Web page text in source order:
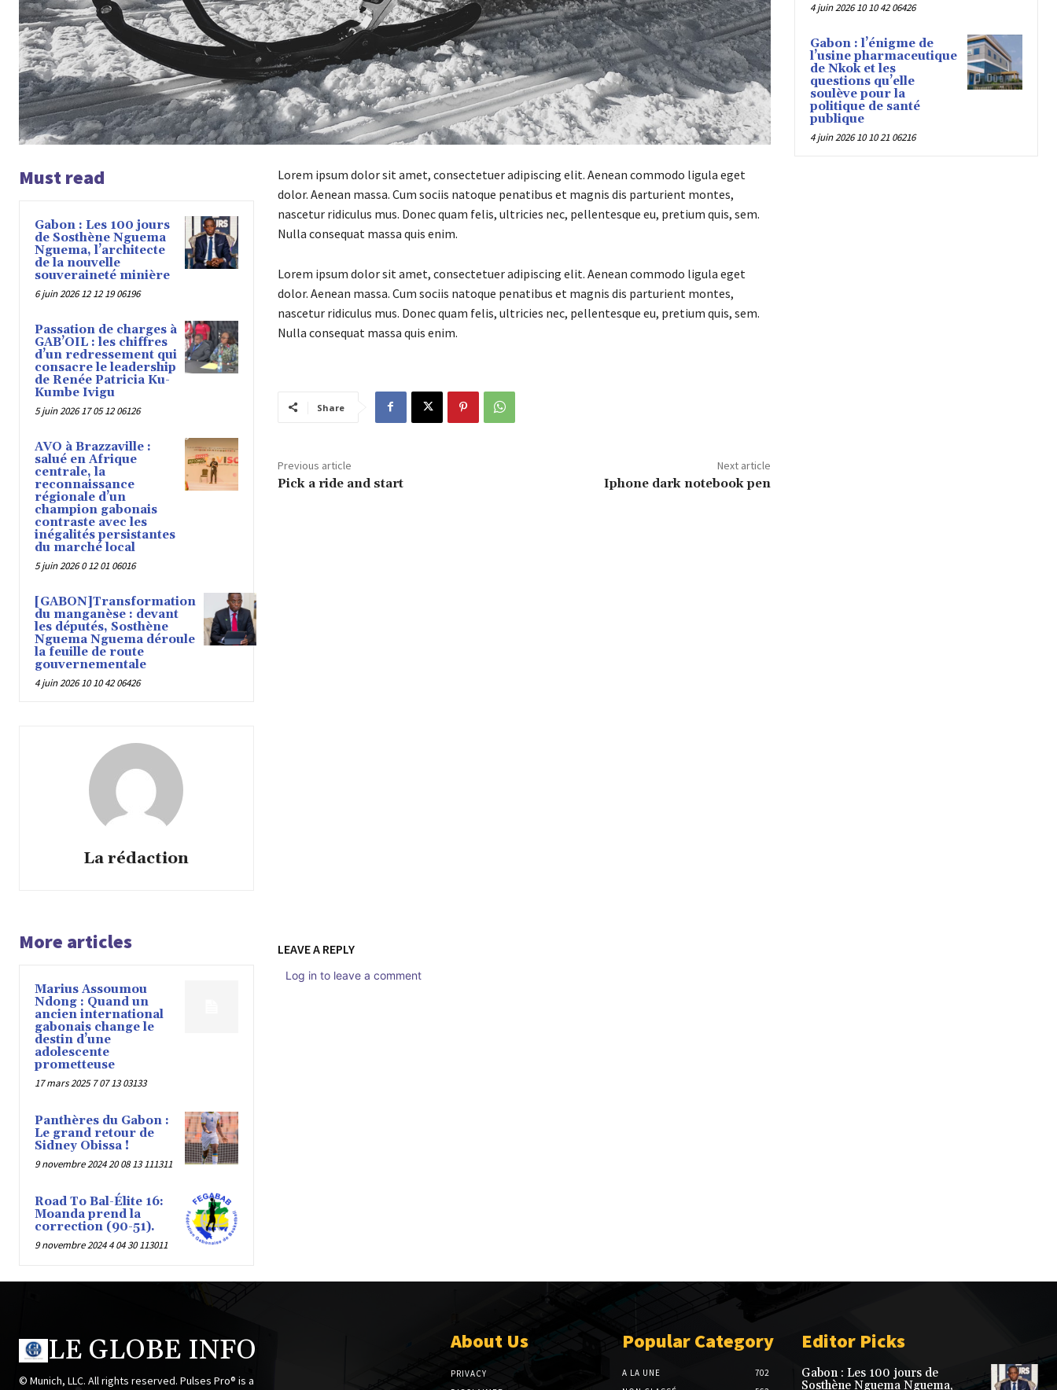
Must read
Gabon : Les 100 jours
de Sosthène Nguema
Nguema, l’architecte
de la nouvelle
souveraineté minière
6 juin 2026 12 12 19 06196
Passation de charges à
GAB’OIL : les chiffres
d’un redressement qui
consacre le leadership
de Renée Patricia Ku-
Kumbe Ivigu
5 juin 2026 17 05 12 06126
AVO à Brazzaville :
salué en Afrique
centrale, la
reconnaissance
régionale d’un
champion gabonais
contraste avec les
inégalités persistantes
du marché local
5 juin 2026 0 12 01 06016
[GABON]Transformation
du manganèse : devant
les députés, Sosthène
Nguema Nguema déroule
la feuille de route
gouvernementale
4 juin 2026 10 10 42 06426
La rédaction
Lorem ipsum dolor sit amet, consectetuer adipiscing elit. Aenean commodo ligula eget
dolor. Aenean massa. Cum sociis natoque penatibus et magnis dis parturient montes,
nascetur ridiculus mus. Donec quam felis, ultricies nec, pellentesque eu, pretium quis, sem.
Nulla consequat massa quis enim.
Lorem ipsum dolor sit amet, consectetuer adipiscing elit. Aenean commodo ligula eget
dolor. Aenean massa. Cum sociis natoque penatibus et magnis dis parturient montes,
nascetur ridiculus mus. Donec quam felis, ultricies nec, pellentesque eu, pretium quis, sem.
Nulla consequat massa quis enim.
Share
Previous article
Pick a ride and start
Next article
Iphone dark notebook pen
More articles
Marius Assoumou
Ndong : Quand un
ancien international
gabonais change le
destin d’une
adolescente
prometteuse
17 mars 2025 7 07 13 03133
Panthères du Gabon :
Le grand retour de
Sidney Obissa !
9 novembre 2024 20 08 13 111311
Road To Bal-Élite 16:
Moanda prend la
correction (90-51).
9 novembre 2024 4 04 30 113011
LEAVE A REPLY
Log in to leave a comment
4 juin 2026 10 10 42 06426
Gabon : l’énigme de
l’usine pharmaceutique
de Nkok et les
questions qu’elle
soulève pour la
politique de santé
publique
4 juin 2026 10 10 21 06216
LE GLOBE INFO
© Munich, LLC. All rights reserved. Pulses Pro® is a
About Us
PRIVACY
Popular Category
A LA UNE
702
Editor Picks
Gabon : Les 100 jours de
Sosthène Nguema Nguema,